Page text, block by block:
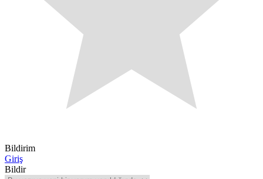
Bildirim
Giriş
Bildir